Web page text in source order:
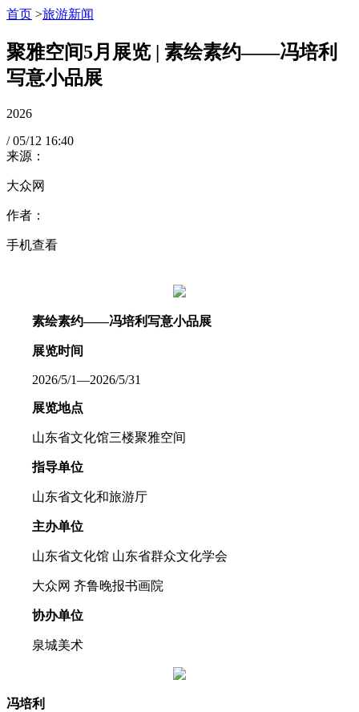
首页 >旅游新闻
聚雅空间5月展览 | 素绘素约——冯培利
写意小品展
2026
/ 05/12 16:40
来源：
大众网
作者：
手机查看
素绘素约——冯培利写意小品展
展览时间
2026/5/1—2026/5/31
展览地点
山东省文化馆三楼聚雅空间
指导单位
山东省文化和旅游厅
主办单位
山东省文化馆 山东省群众文化学会
大众网 齐鲁晚报书画院
协办单位
泉城美术
冯培利